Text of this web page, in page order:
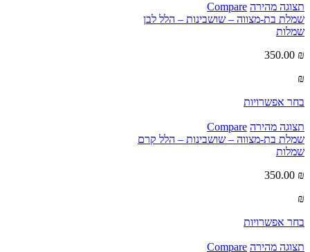
תצוגה מהירה Compare
שמלת בת-מצווה – שושבינות – הלל לבן
שמלות
350.00 ₪
₪
בחר אפשרויות
תצוגה מהירה Compare
שמלת בת-מצווה – שושבינות – הלל קרם
שמלות
350.00 ₪
₪
בחר אפשרויות
תצוגה מהירה Compare